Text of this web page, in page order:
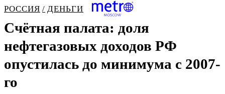
РОССИЯ ДЕНЬГИ
Счётная палата: доля
нефтегазовых доходов РФ
опустилась до минимума с 2007-
го